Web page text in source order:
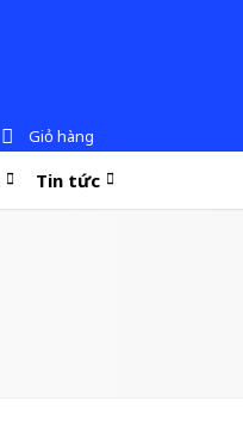
Giỏ hàng
Tin tức